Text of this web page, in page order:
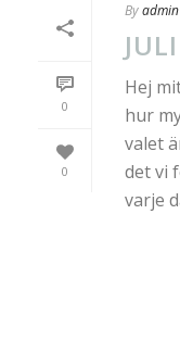
0
0
Byadmin
Hej
hur
valet
det vi
varje